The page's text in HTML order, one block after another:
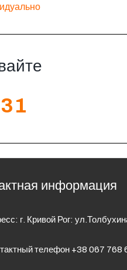
информация
г. Кривой Рог:
телефон +38 067 768